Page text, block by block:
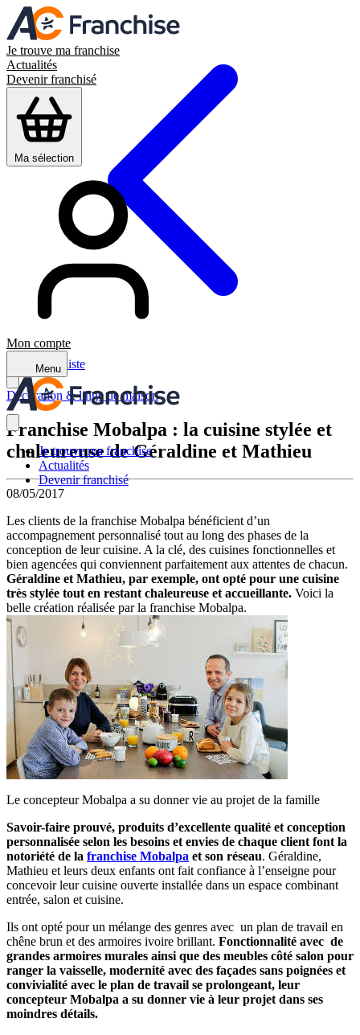
Je trouve ma franchise
Actualités
Devenir franchisé
Ma sélection
Mon compte
Menu
Je trouve ma franchise
Actualités
Devenir franchisé
Retour à la liste
Décoration & linge de maison
Franchise Mobalpa : la cuisine stylée et
chaleureuse de Géraldine et Mathieu
08/05/2017
Les clients de la franchise Mobalpa bénéficient d’un
accompagnement personnalisé tout au long des phases de la
conception de leur cuisine. A la clé, des cuisines fonctionnelles et
bien agencées qui conviennent parfaitement aux attentes de chacun.
Géraldine et Mathieu, par exemple, ont opté pour une cuisine
très stylée tout en restant chaleureuse et accueillante. Voici la
belle création réalisée par la franchise Mobalpa.
Le concepteur Mobalpa a su donner vie au projet de la famille
Savoir-faire prouvé, produits d’excellente qualité et conception
personnalisée selon les besoins et envies de chaque client font la
notoriété de la franchise Mobalpa et son réseau. Géraldine,
Mathieu et leurs deux enfants ont fait confiance à l’enseigne pour
concevoir leur cuisine ouverte installée dans un espace combinant
entrée, salon et cuisine.
Ils ont opté pour un mélange des genres avec un plan de travail en
chêne brun et des armoires ivoire brillant. Fonctionnalité avec de
grandes armoires murales ainsi que des meubles côté salon pour
ranger la vaisselle, modernité avec des façades sans poignées et
convivialité avec le plan de travail se prolongeant, leur
concepteur Mobalpa a su donner vie à leur projet dans ses
moindres détails.